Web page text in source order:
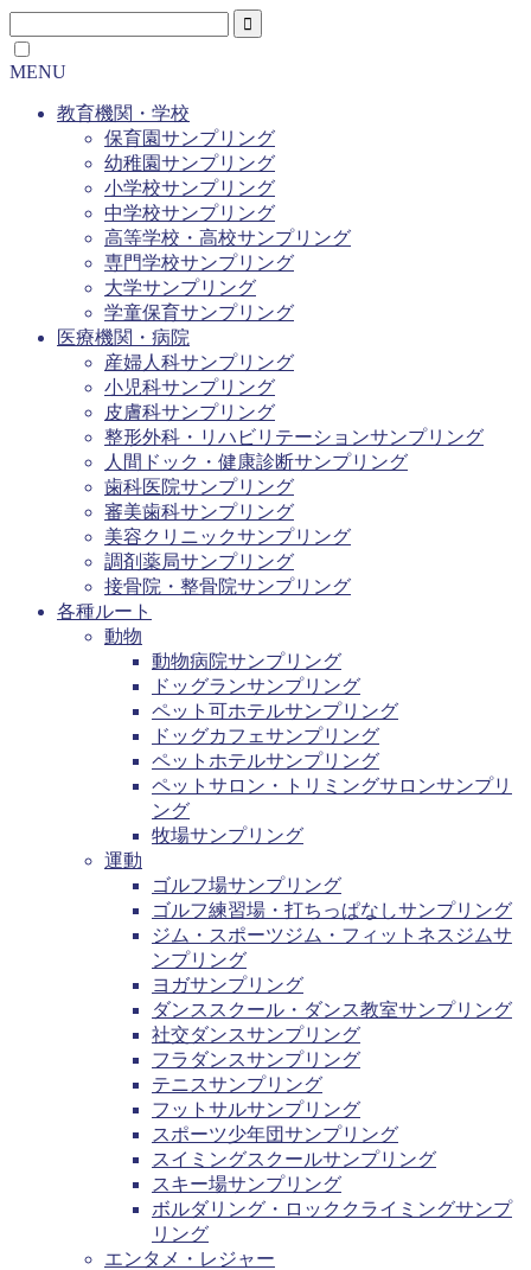
MENU
教育機関・学校
保育園サンプリング
幼稚園サンプリング
小学校サンプリング
中学校サンプリング
高等学校・高校サンプリング
専門学校サンプリング
大学サンプリング
学童保育サンプリング
医療機関・病院
産婦人科サンプリング
小児科サンプリング
皮膚科サンプリング
整形外科・リハビリテーションサンプリング
人間ドック・健康診断サンプリング
歯科医院サンプリング
審美歯科サンプリング
美容クリニックサンプリング
調剤薬局サンプリング
接骨院・整骨院サンプリング
各種ルート
動物
動物病院サンプリング
ドッグランサンプリング
ペット可ホテルサンプリング
ドッグカフェサンプリング
ペットホテルサンプリング
ペットサロン・トリミングサロンサンプリ
ング
牧場サンプリング
運動
ゴルフ場サンプリング
ゴルフ練習場・打ちっぱなしサンプリング
ジム・スポーツジム・フィットネスジムサ
ンプリング
ヨガサンプリング
ダンススクール・ダンス教室サンプリング
社交ダンスサンプリング
フラダンスサンプリング
テニスサンプリング
フットサルサンプリング
スポーツ少年団サンプリング
スイミングスクールサンプリング
スキー場サンプリング
ボルダリング・ロッククライミングサンプ
リング
エンタメ・レジャー